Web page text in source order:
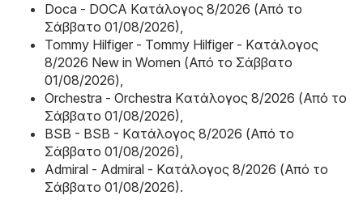
Doca - DOCA Kατάλογος 8/2026 (Από το
Σάββατο 01/08/2026),
Tommy Hilfiger - Tommy Hilfiger - Kατάλογος
8/2026 New in Women (Από το Σάββατο
01/08/2026),
Orchestra - Orchestra Kατάλογος 8/2026 (Από το
Σάββατο 01/08/2026),
BSB - BSB - Kατάλογος 8/2026 (Από το
Σάββατο 01/08/2026),
Admiral - Admiral - Kατάλογος 8/2026 (Από το
Σάββατο 01/08/2026).